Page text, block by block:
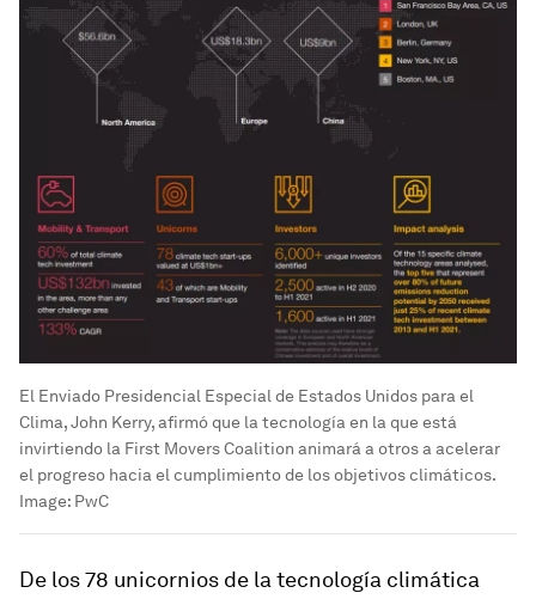
El Enviado Presidencial Especial de Estados Unidos para el
Clima, John Kerry, afirmó que la tecnología en la que está
invirtiendo la First Movers Coalition animará a otros a acelerar
el progreso hacia el cumplimiento de los objetivos climáticos.
Image: PwC
De los 78 unicornios de la tecnología climática